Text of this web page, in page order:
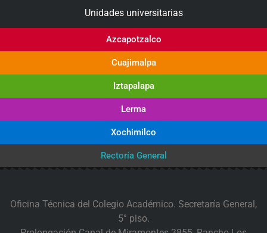
Unidades universitarias
Azcapotzalco
Cuajimalpa
Iztapalapa
Lerma
Xochimilco
Rectoría General
Oficina Técnica del Colegio Académico. Secretaría General,
5° piso.